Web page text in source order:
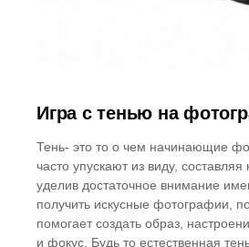
Игра с тенью на
Тень- это то о чем начинающие
часто упускают из виду,
уделив достаточное внимание
получить искусные фотографии,
помогает создать образ,
и фокус. Будь то естественная